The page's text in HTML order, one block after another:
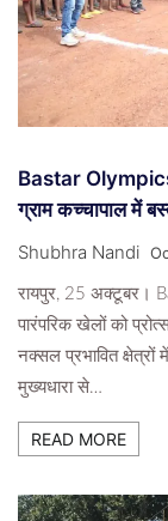
Bastar Olympics
ग्राम कच्चापाल में
Shubhra Nandi
रायपुर, 25 अक्टूबर।
पारंपरिक खेलों को
नक्सल प्रभावित
मुख्यधारा से…
READ MORE